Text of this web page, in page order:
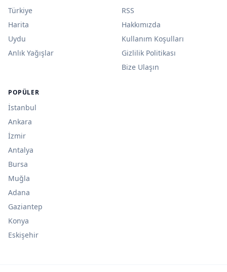
Türkiye
Harita
Uydu
Anlık Yağışlar
RSS
Hakkımızda
Kullanım Koşulları
Gizlilik Politikası
Bize Ulaşın
POPÜLER
İstanbul
Ankara
İzmir
Antalya
Bursa
Muğla
Adana
Gaziantep
Konya
Eskişehir